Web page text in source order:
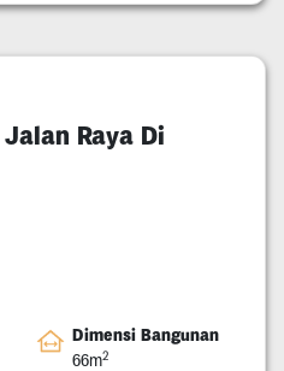
Raya Di
Dimensi Bangunan
66m2